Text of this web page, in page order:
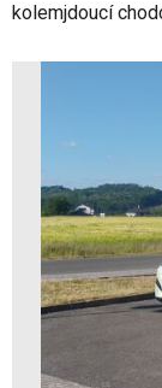
kolemjdoucí